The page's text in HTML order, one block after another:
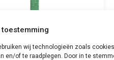
wij technologieën zoals
en/of te raadplegen. Door in te